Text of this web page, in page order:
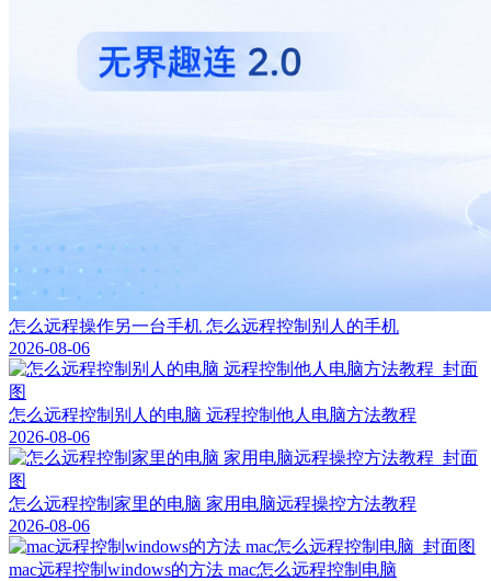
怎么远程操作另一台手机 怎么远程控制别人的手机
2026-08-06
怎么远程控制别人的电脑 远程控制他人电脑方法教程
2026-08-06
怎么远程控制家里的电脑 家用电脑远程操控方法教程
2026-08-06
mac远程控制windows的方法 mac怎么远程控制电脑